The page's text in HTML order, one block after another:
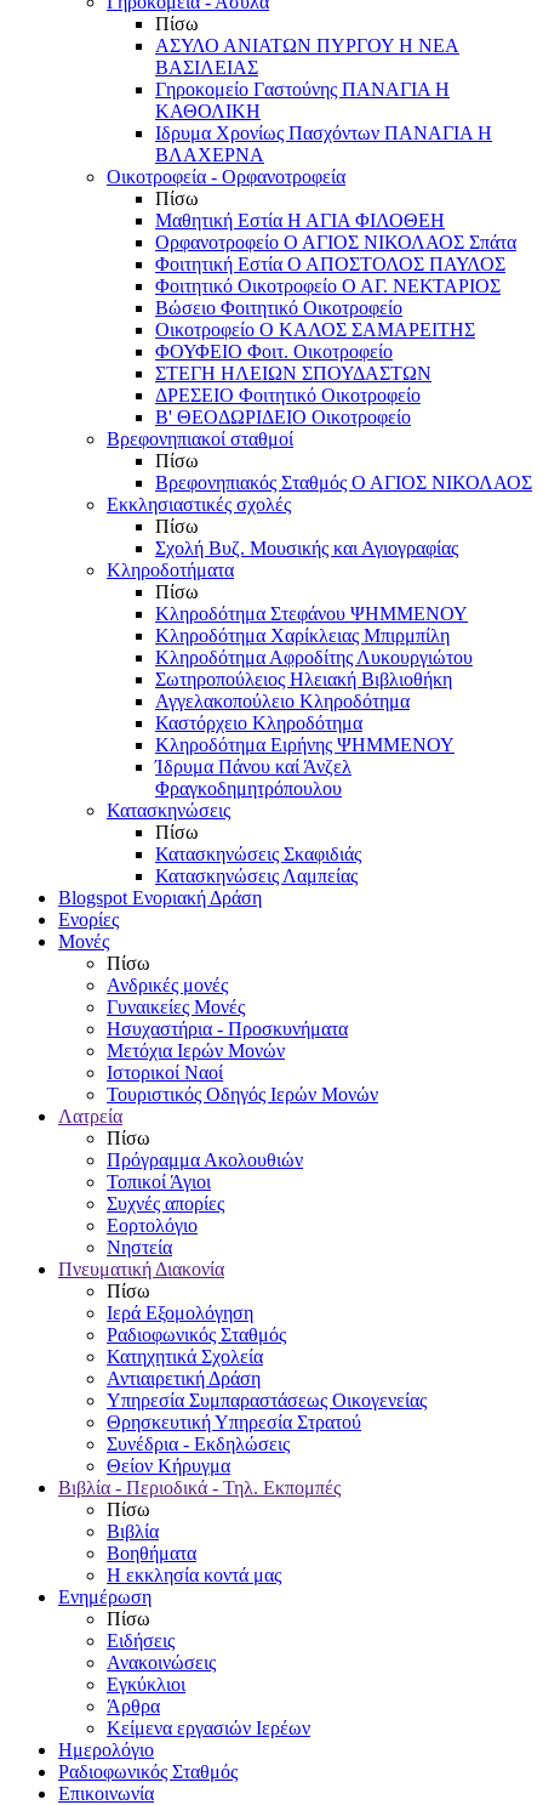
Πίσω
ΑΣΥΛΟ ΑΝΙΑΤΩΝ ΠΥΡΓΟΥ Η ΝΕΑ
ΒΑΣΙΛΕΙΑΣ
Γηροκομείο Γαστούνης ΠΑΝΑΓΙΑ Η
ΚΑΘΟΛΙΚΗ
Ιδρυμα Χρονίως Πασχόντων ΠΑΝΑΓΙΑ Η
ΒΛΑΧΕΡΝΑ
Οικοτροφεία - Ορφανοτροφεία
Πίσω
Μαθητική Εστία Η ΑΓΙΑ ΦΙΛΟΘΕΗ
Ορφανοτροφείο Ο ΑΓΙΟΣ ΝΙΚΟΛΑΟΣ Σπάτα
Φοιτητική Εστία Ο ΑΠΟΣΤΟΛΟΣ ΠΑΥΛΟΣ
Φοιτητικό Οικοτροφείο Ο ΑΓ. ΝΕΚΤΑΡΙΟΣ
Βώσειο Φοιτητικό Οικοτροφείο
Οικοτροφείο Ο ΚΑΛΟΣ ΣΑΜΑΡΕΙΤΗΣ
ΦΟΥΦΕΙΟ Φοιτ. Οικοτροφείο
ΣΤΕΓΗ ΗΛΕΙΩΝ ΣΠΟΥΔΑΣΤΩΝ
ΔΡΕΣΕΙΟ Φοιτητικό Οικοτροφείο
Β' ΘΕΟΔΩΡΙΔΕΙΟ Οικοτροφείο
Βρεφονηπιακοί σταθμοί
Πίσω
Βρεφονηπιακός Σταθμός Ο ΑΓΙΟΣ ΝΙΚΟΛΑΟΣ
Εκκλησιαστικές σχολές
Πίσω
Σχολή Βυζ. Μουσικής και Αγιογραφίας
Κληροδοτήματα
Πίσω
Κληροδότημα Στεφάνου ΨΗΜΜΕΝΟΥ
Κληροδότημα Χαρίκλειας Μπιρμπίλη
Κληροδότημα Αφροδίτης Λυκουργιώτου
Σωτηροπούλειος Ηλειακή Βιβλιοθήκη
Αγγελακοπούλειο Κληροδότημα
Καστόρχειο Κληροδότημα
Κληροδότημα Ειρήνης ΨΗΜΜΕΝΟΥ
Ίδρυμα Πάνου καί Άνζελ
Φραγκοδημητρόπουλου
Κατασκηνώσεις
Πίσω
Κατασκηνώσεις Σκαφιδιάς
Κατασκηνώσεις Λαμπείας
Blogspot Ενοριακή Δράση
Ενορίες
Μονές
Πίσω
Ανδρικές μονές
Γυναικείες Μονές
Ησυχαστήρια - Προσκυνήματα
Μετόχια Ιερών Μονών
Ιστορικοί Ναοί
Τουριστικός Οδηγός Ιερών Μονών
Λατρεία
Πίσω
Πρόγραμμα Ακολουθιών
Τοπικοί Άγιοι
Συχνές απορίες
Εορτολόγιο
Νηστεία
Πνευματική Διακονία
Πίσω
Ιερά Εξομολόγηση
Ραδιοφωνικός Σταθμός
Κατηχητικά Σχολεία
Αντιαιρετική Δράση
Υπηρεσία Συμπαραστάσεως Οικογενείας
Θρησκευτική Υπηρεσία Στρατού
Συνέδρια - Εκδηλώσεις
Θείον Κήρυγμα
Βιβλία - Περιοδικά - Τηλ. Εκπομπές
Πίσω
Βιβλία
Βοηθήματα
Η εκκλησία κοντά μας
Ενημέρωση
Πίσω
Ειδήσεις
Ανακοινώσεις
Εγκύκλιοι
Άρθρα
Κείμενα εργασιών Ιερέων
Ημερολόγιο
Ραδιοφωνικός Σταθμός
Επικοινωνία